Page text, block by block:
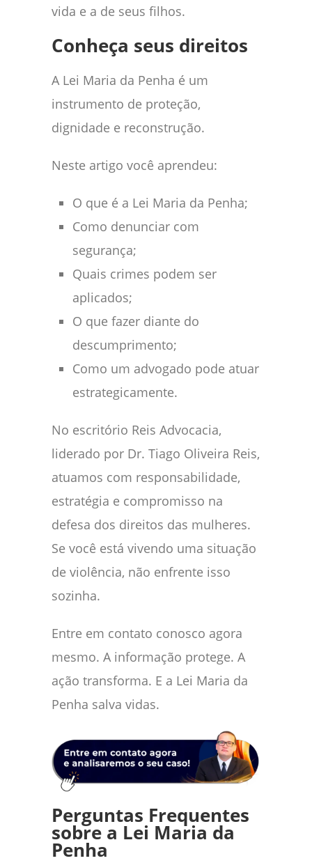
vida e a de seus filhos.
Conheça seus direitos
A Lei Maria da Penha é um
instrumento de proteção,
dignidade e reconstrução.
Neste artigo você aprendeu:
O que é a Lei Maria da Penha;
Como denunciar com
segurança;
Quais crimes podem ser
aplicados;
O que fazer diante do
descumprimento;
Como um advogado pode atuar
estrategicamente.
No escritório Reis Advocacia,
liderado por Dr. Tiago Oliveira Reis,
atuamos com responsabilidade,
estratégia e compromisso na
defesa dos direitos das mulheres.
Se você está vivendo uma situação
de violência, não enfrente isso
sozinha.
Entre em contato conosco agora
mesmo. A informação protege. A
ação transforma. E a Lei Maria da
Penha salva vidas.
Perguntas Frequentes
sobre a Lei Maria da
Penha